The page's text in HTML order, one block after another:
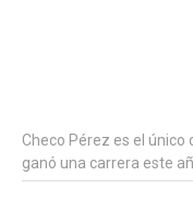
Checo Pérez es el único
ganó una carrera este